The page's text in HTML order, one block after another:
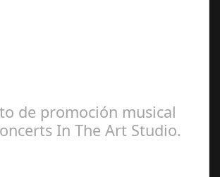
de promoción musical
In The Art Studio.